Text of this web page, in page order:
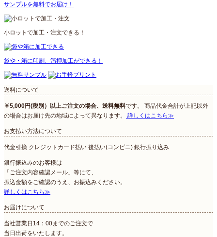
サンプルを無料でお届け！
小ロットで加工・注文できる！
袋や・箱に印刷、箔押加工ができる！
送料について
￥5,000円(税別）以上ご注文の場合、送料無料です。 商品代金合計が上記以外
の場合はお届け先の地域によって異なります。
詳しくはこちら≫
お支払い方法について
代金引換 クレジットカード払い 後払い(コンビニ) 銀行振り込み
銀行振込みのお客様は
「ご注文内容確認メール」等にて、
振込金額をご確認のうえ、お振込みください。
詳しくはこちら≫
お届けについて
当社営業日14：00までのご注文で
当日出荷をいたします。